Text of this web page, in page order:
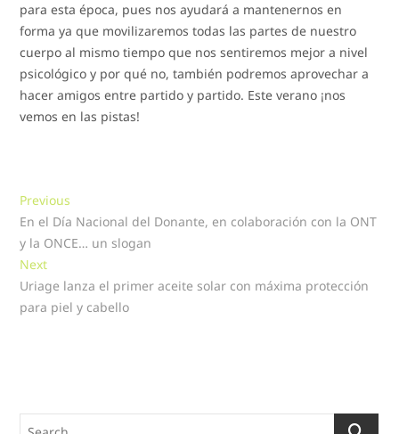
para esta época, pues nos ayudará a mantenernos en
forma ya que movilizaremos todas las partes de nuestro
cuerpo al mismo tiempo que nos sentiremos mejor a nivel
psicológico y por qué no, también podremos aprovechar a
hacer amigos entre partido y partido. Este verano ¡nos
vemos en las pistas!
Navegación
de
entradas
Previous
post:
En el Día Nacional del Donante, en colaboración con la ONT
y la ONCE… un slogan
NextNext
post:
Uriage lanza el primer aceite solar con máxima protección
para piel y cabello
Search